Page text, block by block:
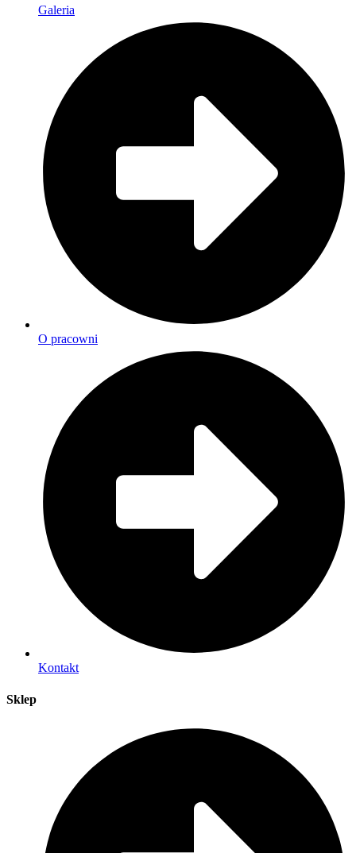
Galeria
O pracowni
Kontakt
Sklep